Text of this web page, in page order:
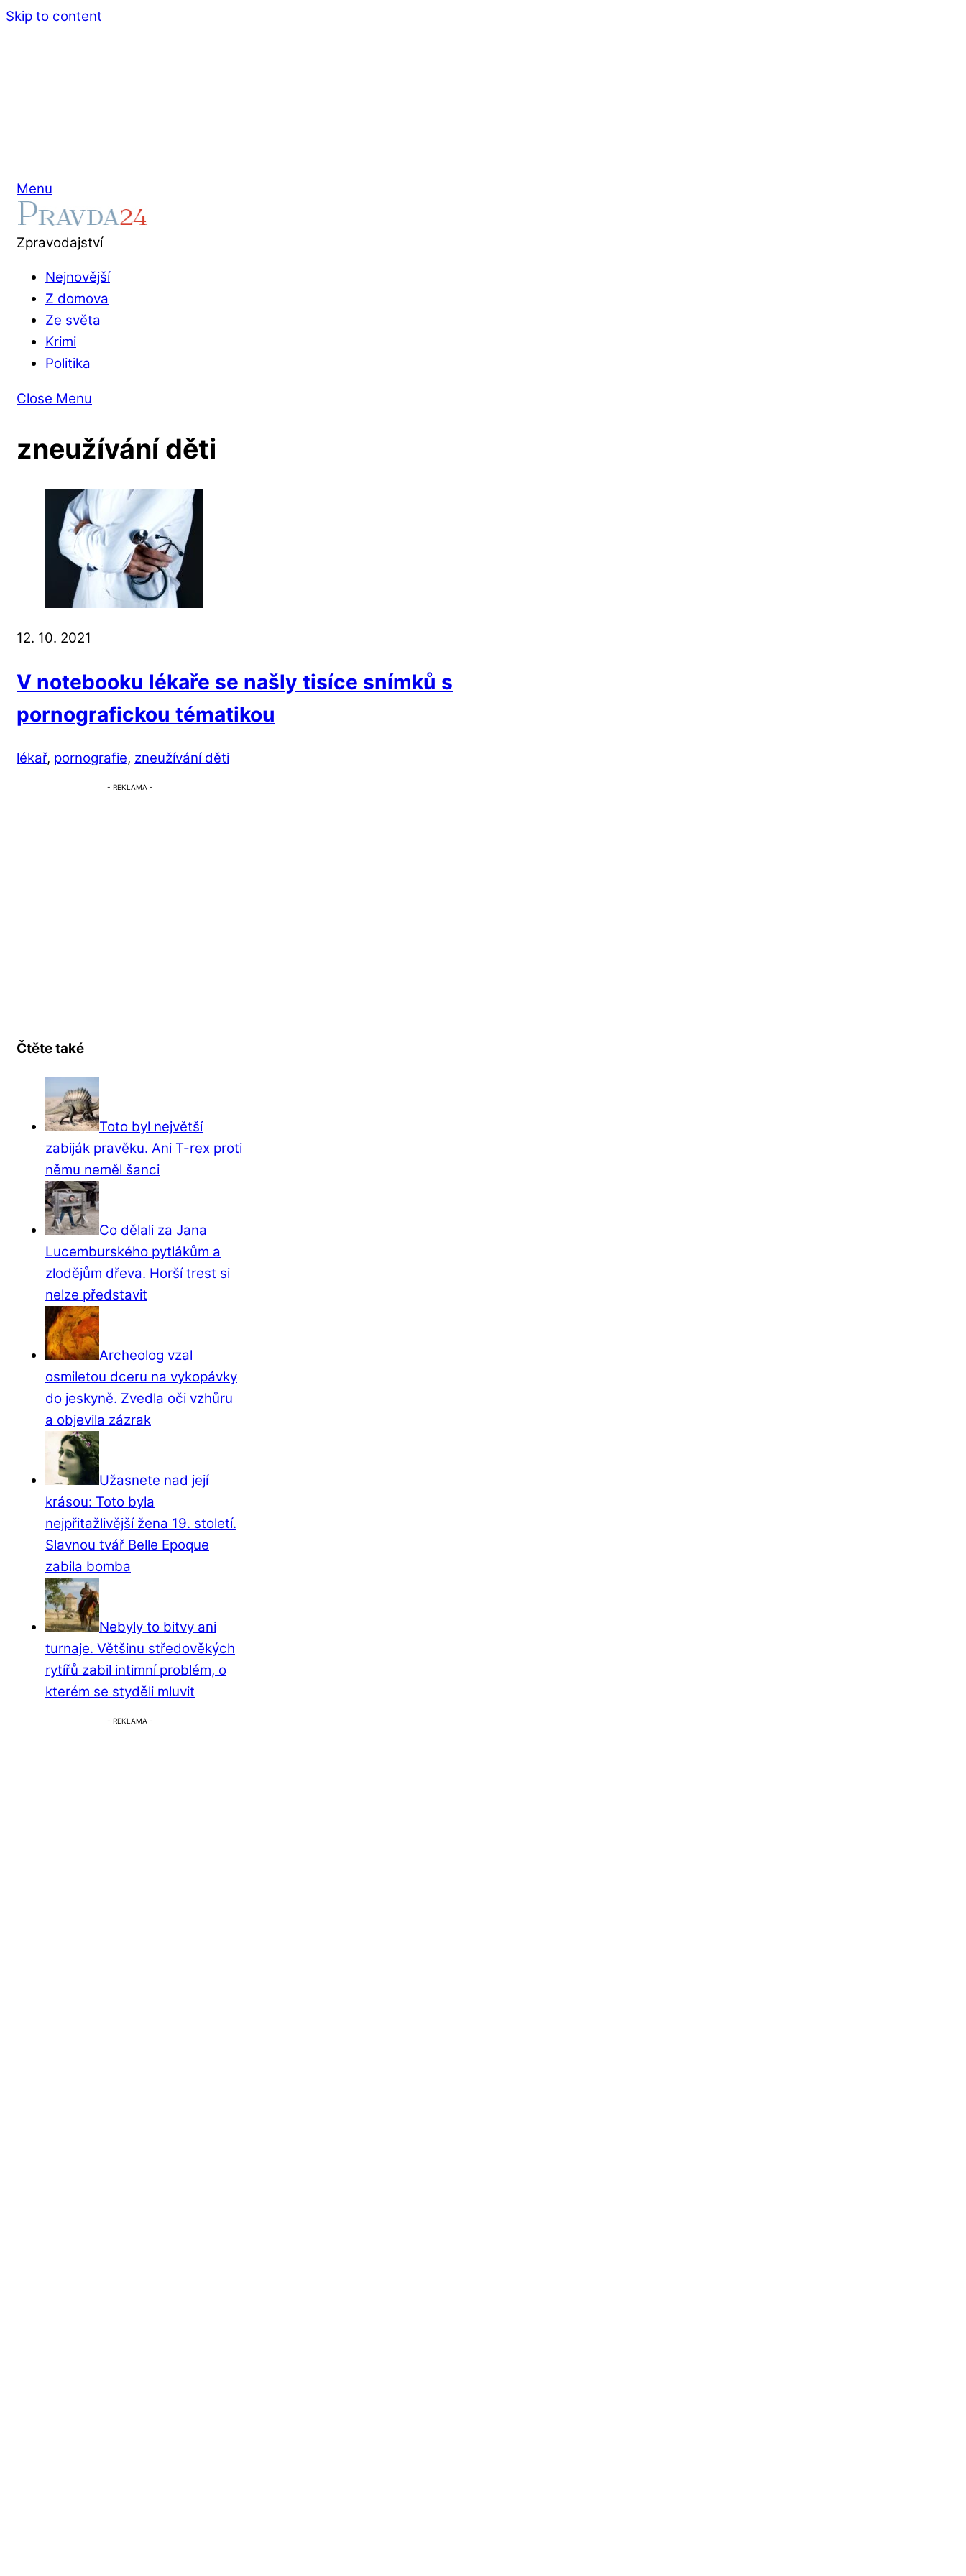
Skip to content
Menu
Zpravodajství
Nejnovější
Z domova
Ze světa
Krimi
Politika
Close Menu
zneužívání děti
12. 10. 2021
V notebooku lékaře se našly tisíce snímků s
pornografickou tématikou
lékař, pornografie, zneužívání děti
Čtěte také
Toto byl největší
zabiják pravěku. Ani T-rex proti
němu neměl šanci
Co dělali za Jana
Lucemburského pytlákům a
zlodějům dřeva. Horší trest si
nelze představit
Archeolog vzal
osmiletou dceru na vykopávky
do jeskyně. Zvedla oči vzhůru
a objevila zázrak
Užasnete nad její
krásou: Toto byla
nejpřitažlivější žena 19. století.
Slavnou tvář Belle Epoque
zabila bomba
Nebyly to bitvy ani
turnaje. Většinu středověkých
rytířů zabil intimní problém, o
kterém se styděli mluvit